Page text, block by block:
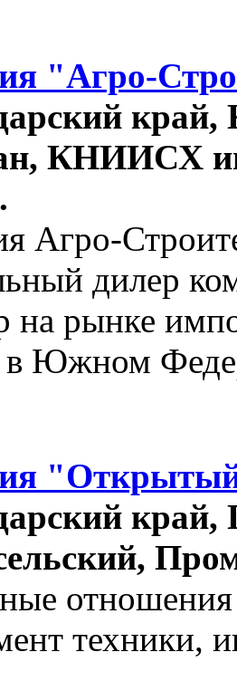
"Агро-
край,
КНИИСХ
Агро-
дилер
на рынке
в Южном
край,
техники,